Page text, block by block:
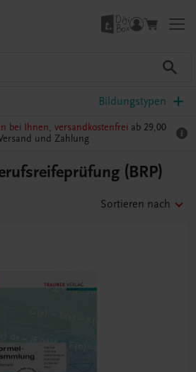
Bildungstypen
bei Ihnen, versandkostenfrei ab 29,00
und Zahlung
(BRP)
Sortieren nach